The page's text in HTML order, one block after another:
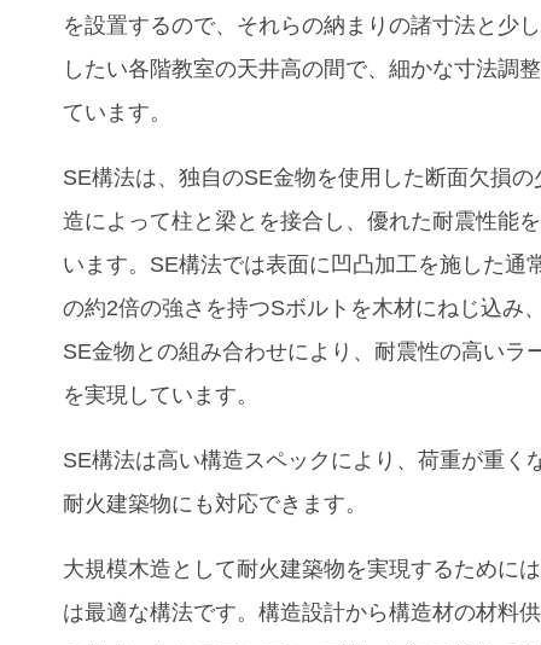
を設置するので、それらの納まりの諸寸法と少
したい各階教室の天井高の間で、細かな寸法調
ています。
SE構法は、独自のSE金物を使用した断面欠損の
造によって柱と梁とを接合し、優れた耐震性能
います。SE構法では表面に凹凸加工を施した通
の約2倍の強さを持つSボルトを木材にねじ込み
SE金物との組み合わせにより、耐震性の高いラ
を実現しています。
SE構法は高い構造スペックにより、荷重が重く
耐火建築物にも対応できます。
大規模木造として耐火建築物を実現するために
は最適な構法です。構造設計から構造材の材料